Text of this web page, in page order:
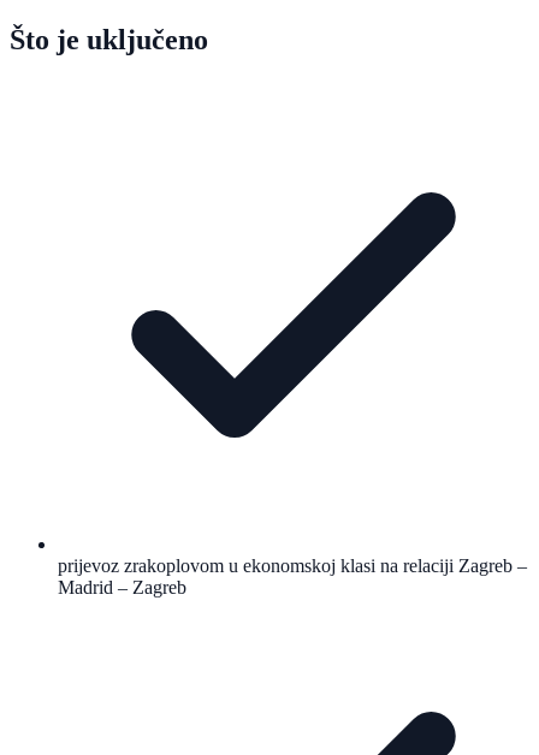
Što je uključeno
prijevoz zrakoplovom u ekonomskoj klasi na relaciji Zagreb –
Madrid – Zagreb